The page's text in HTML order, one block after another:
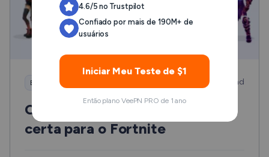
Entretenimento 10 min read
Como escolher e usar a VPN
certa para o Fortnite
4.6/5 no Trustpilot
Confiado por mais de 190M+ de
usuários
Iniciar Meu Teste de $1
Então plano VeePN PRO de 1 ano